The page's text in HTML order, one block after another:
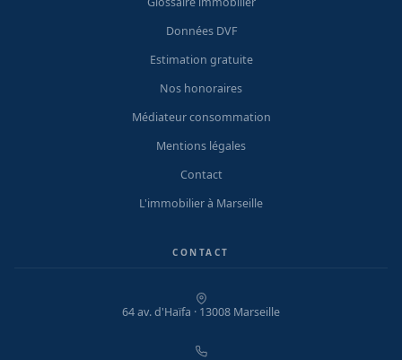
Données DVF
Estimation gratuite
Nos honoraires
Médiateur consommation
Mentions légales
Contact
L'immobilier à Marseille
CONTACT
64 av. d'Haïfa · 13008 Marseille